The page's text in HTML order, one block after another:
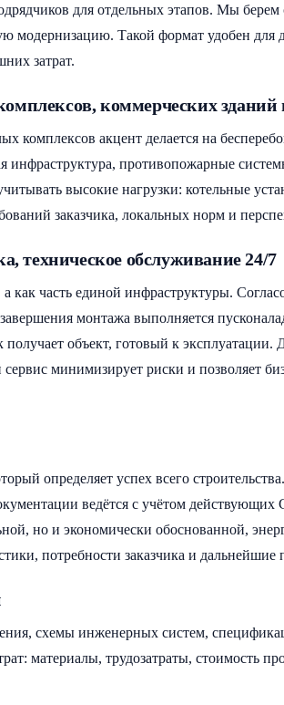
для отдельных этапов. Мы берем
модернизацию. Такой формат удобен для
затрат.
коммерческих
комплексов акцент делается на
инфраструктура, противопожарные
высокие нагрузки: котельные
заказчика, локальных норм и
техническое обслуживание 24/7
как часть единой инфраструктуры.
монтажа выполняется
объект, готовый к
минимизирует риски и позволяет
определяет успех всего
ведётся с учётом
но и экономически обоснованной,
потребности заказчика и
схемы инженерных систем,
материалы, трудозатраты, стоимость